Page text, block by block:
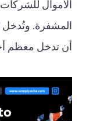
الأموال
المشفرة. وتُدخل
أن تدخل معظم